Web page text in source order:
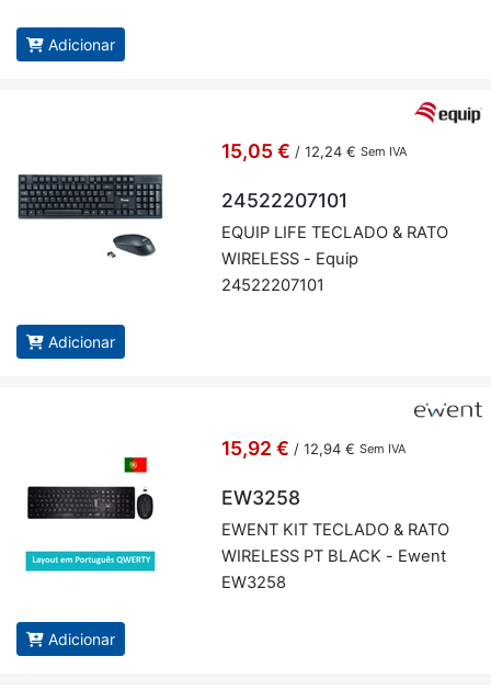
Adicionar
15,05 € / 12,24 € Sem IVA
24522207101
EQUIP LIFE TE­CLADO & RATO
WI­RE­LESS - Equip
24522207101
Adicionar
15,92 € / 12,94 € Sem IVA
EW3258
EWENT KIT TE­CLADO & RATO
WI­RE­LESS PT BLACK - Ewent
EW3258
Adicionar